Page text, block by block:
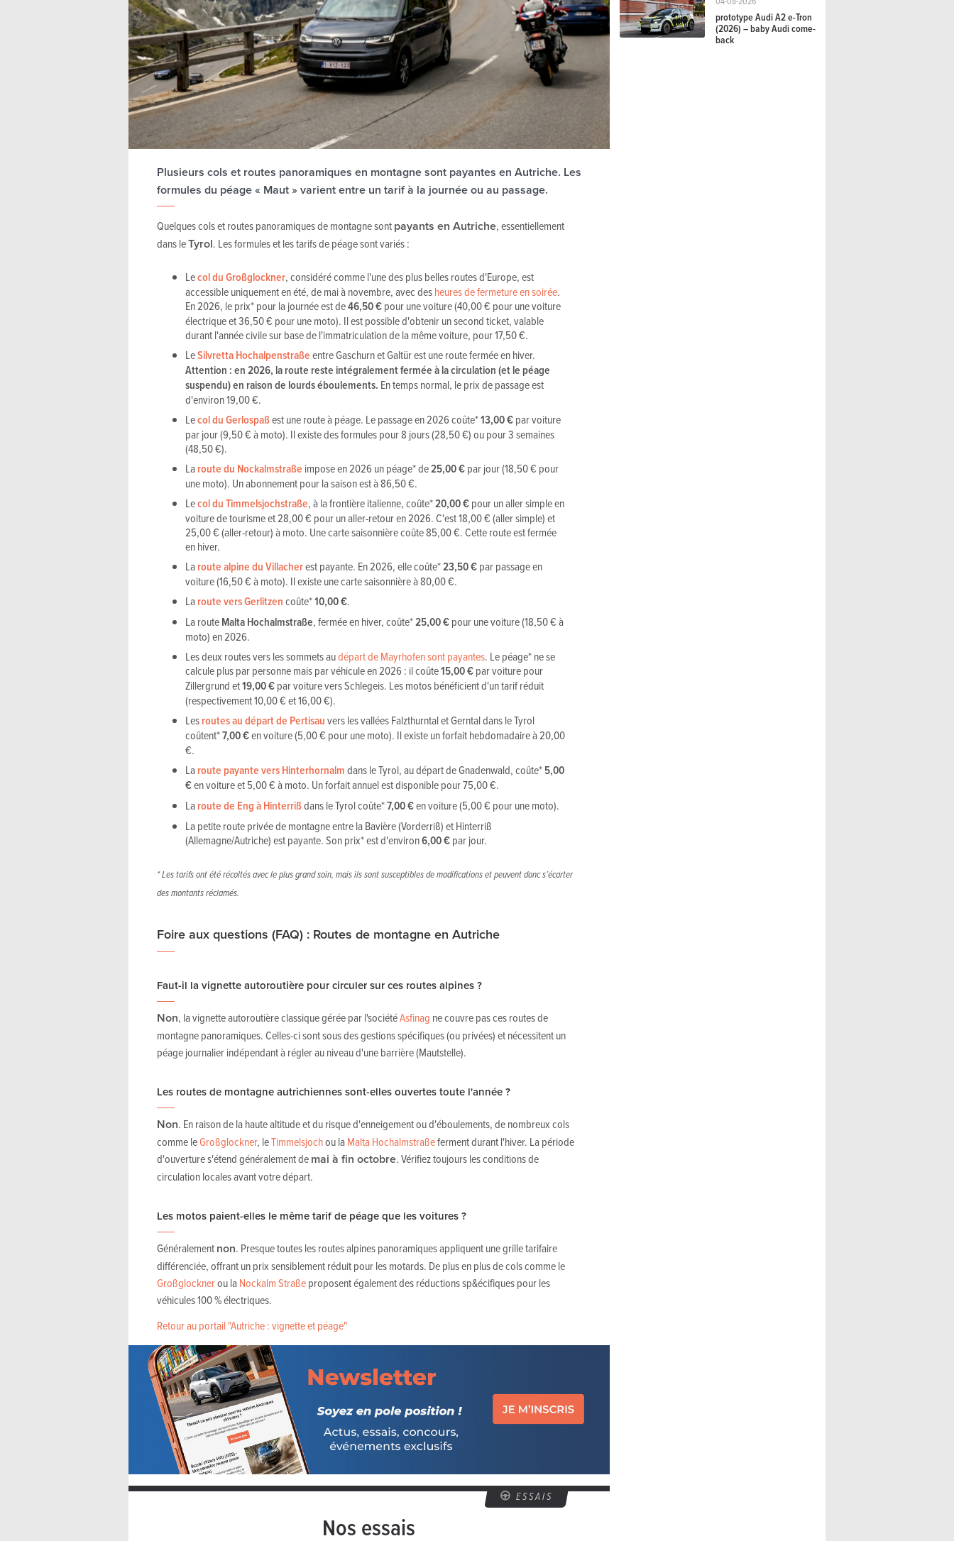
Plusieurs cols et routes panoramiques en montagne sont payantes en Autriche. Les
formules du péage « Maut » varient entre un tarif à la journée ou au passage.
Quelques cols et routes panoramiques de montagne sontpayants en Autriche, essentiellement
dans leTyrol. Les formules et les tarifs de péage sont variés :
Lecol du Großglockner, considéré comme l'une des plus belles routes d'Europe, est
accessible uniquement en été, de mai à novembre, avec desheures de fermeture en soirée.
En 2026, le prix* pour la journée est de46,50 €pour une voiture (40,00 € pour une voiture
électrique et 36,50 € pour une moto). Il est possible d'obtenir un second ticket, valable
durant l'année civile sur base de l'immatriculation de la même voiture, pour 17,50 €.
LeSilvretta Hochalpenstraßeentre Gaschurn et Galtür est une route fermée en hiver.
Attention : en 2026, la route reste intégralement fermée à la circulation (et le péage
suspendu) en raison de lourds éboulements. En temps normal, le prix de passage est
d'environ 19,00 €.
Lecol du Gerlospaßest une route à péage. Le passage en 2026 coûte*13,00 €par voiture
par jour (9,50 € à moto). Il existe des formules pour 8 jours (28,50 €) ou pour 3 semaines
(48,50 €).
Laroute du Nockalmstraße impose en 2026 un péage* de25,00 €par jour (18,50 € pour
une moto). Un abonnement pour la saison est à 86,50 €.
Lecol du Timmelsjochstraße, à la frontière italienne, coûte*20,00 €pour un aller simple en
voiture de tourisme et 28,00 € pour un aller-retour en 2026. C'est 18,00 € (aller simple) et
25,00 € (aller-retour) à moto. Une carte saisonnière coûte 85,00 €. Cette route est fermée
en hiver.
Laroute alpine du Villacherest payante. En 2026, elle coûte*23,50 €par passage en
voiture (16,50 € à moto). Il existe une carte saisonnière à 80,00 €.
Laroute vers Gerlitzencoûte*10,00 €.
La routeMalta Hochalmstraße, fermée en hiver, coûte*25,00 €pour une voiture (18,50 € à
moto) en 2026.
Les deux routes vers les sommets audépart de Mayrhofen sont payantes. Le péage* ne se
calcule plus par personne mais par véhicule en 2026 : il coûte15,00 €par voiture pour
Zillergrund et19,00 €par voiture vers Schlegeis. Les motos bénéficient d'un tarif réduit
(respectivement 10,00 € et 16,00 €).
Lesroutes au départ de Pertisauvers les vallées Falzthurntal et Gerntal dans le Tyrol
coûtent*7,00 €en voiture (5,00 € pour une moto). Il existe un forfait hebdomadaire à 20,00
€.
Laroute payante vers Hinterhornalmdans le Tyrol, au départ de Gnadenwald, coûte*5,00
€en voiture et 5,00 € à moto. Un forfait annuel est disponible pour 75,00 €.
Laroute de Eng à Hinterrißdans le Tyrol coûte*7,00 €en voiture (5,00 € pour une moto).
La petite route privée de montagne entre la Bavière (Vorderriß) et Hinterriß
(Allemagne/Autriche) est payante. Son prix* est d'environ6,00 €par jour.
* Les tarifs ont été récoltés avec le plus grand soin, mais ils sont susceptibles de modifications et peuvent donc s’écarter
des montants réclamés.
Foire aux questions (FAQ) : Routes de montagne en Autriche
Faut-il la vignette autoroutière pour circuler sur ces routes alpines ?
Non, la vignette autoroutière classique gérée par l'sociétéAsfinag ne couvre pas ces routes de
montagne panoramiques. Celles-ci sont sous des gestions spécifiques (ou privées) et nécessitent un
péage journalier indépendant à régler au niveau d'une barrière (Mautstelle).
Les routes de montagne autrichiennes sont-elles ouvertes toute l'année ?
Non. En raison de la haute altitude et du risque d'enneigement ou d'éboulements, de nombreux cols
comme leGroßglockner, leTimmelsjochou laMalta Hochalmstraßeferment durant l'hiver. La période
d'ouverture s'étend généralement demai à fin octobre. Vérifiez toujours les conditions de
circulation locales avant votre départ.
Les motos paient-elles le même tarif de péage que les voitures ?
Généralementnon. Presque toutes les routes alpines panoramiques appliquent une grille tarifaire
différenciée, offrant un prix sensiblement réduit pour les motards. De plus en plus de cols comme le
Großglocknerou laNockalm Straßeproposent également des réductions sp&écifiques pour les
véhicules 100 % électriques.
Retour au portail "Autriche : vignette et péage"
ESSAIS
Nos essais
prototype Audi A2 e-Tron
(2026) – baby Audi come-
back